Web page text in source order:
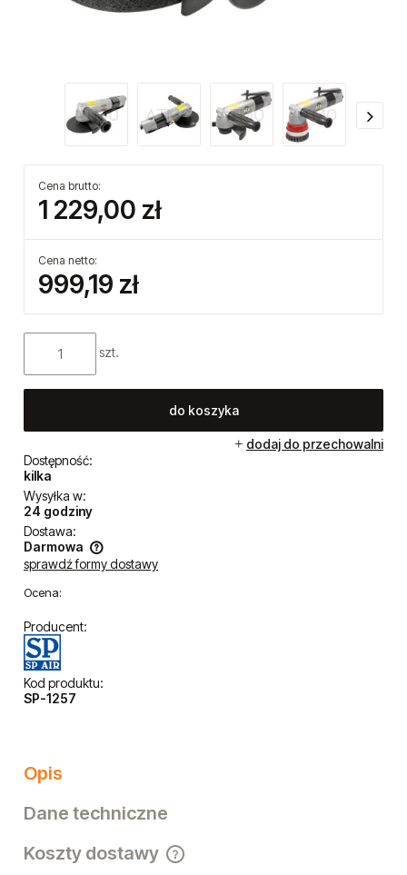
Cena brutto:
1 229,00 zł
Cena netto:
999,19 zł
szt.
do koszyka
dodaj do przechowalni
Dostępność:
kilka
Wysyłka w:
24 godziny
Dostawa:
Darmowa
Cena nie zawiera ewentualnych kosztów płatności
sprawdź formy dostawy
Ocena:
Producent:
Kod produktu:
SP-1257
Opis
Dane techniczne
Koszty dostawy
Cena nie zawiera ewentualnych kosztów płatności